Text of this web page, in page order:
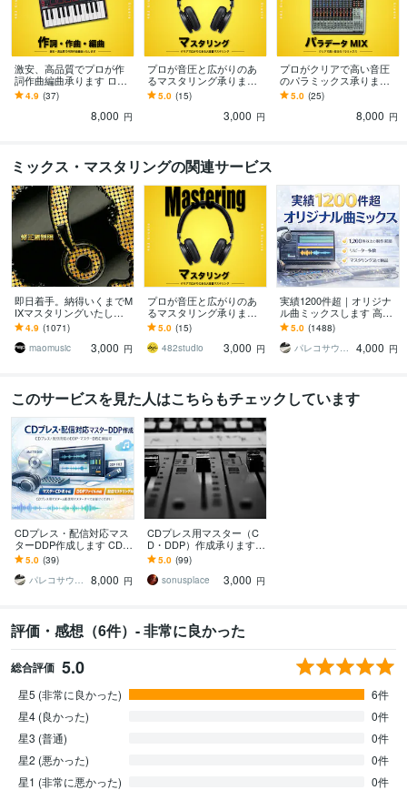
激安、高品質でプロが作
詞作曲編曲承ります ロッ
ク、ポップ、ヒップホッ
プ、アイドル、何でも制
4.9 (37)
8,000 円
プロが音圧と広がりのあ
るマスタリング承ります
アルバム制作に向けて同
じ処理でマスタリングが
5.0 (15)
3,000 円
プロがクリアで高い音圧
のパラミックス承ります
全パートを丁寧に処理し
クリアで音圧の高いミッ
5.0 (25)
8,000 円
ミックス・マスタリングの関連サービス
即日着手。納得いくまでM
IXマスタリングいたしま
す 実績1000件突破。修正
無制限。高品質な音を最
速で。
4.9 (1071)
maomusic
3,000 円
プロが音圧と広がりのあ
るマスタリング承ります
アルバム制作に向けて同
じ処理でマスタリングが
したい方も是非
5.0 (15)
482studio
3,000 円
実績1200件超｜オリジナ
ル曲ミックスします 高評
価多数・マスタリング込
で納品
5.0 (1488)
パレコサウンド
4,000 円
このサービスを見た人はこちらもチェックしています
CDプレス・配信対応マス
ターDDP作成します CDプ
レス／配信対応のDDP・
マスターDISC納品可
5.0 (39)
パレコサウンド
8,000 円
CDプレス用マスター（C
D・DDP）作成承ります
【最短1時間仕上げ】CD
プレスに必要な入稿デー
タ作成します。
5.0 (99)
sonusplace
3,000 円
評価・感想（6件）- 非常に良かった
総合評価 5.0
星5 (非常に良かった)
6件
星4 (良かった)
0件
星3 (普通)
0件
星2 (悪かった)
0件
星1 (非常に悪かった)
0件